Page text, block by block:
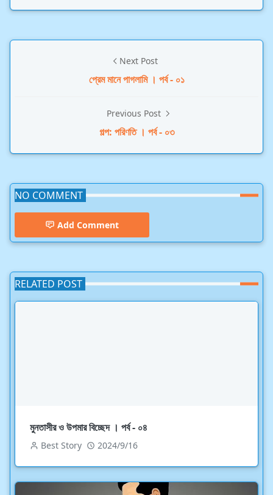
Next Post
প্রেম মানে পাগলামি । পর্ব - ০১
Previous Post
গল্প: পরিণতি । পর্ব - ০৩
NO COMMENT
Add Comment
RELATED POST
মুনতাসীর ও উপমার বিচ্ছেদ । পর্ব - ০৪
Best Story 2024/9/16